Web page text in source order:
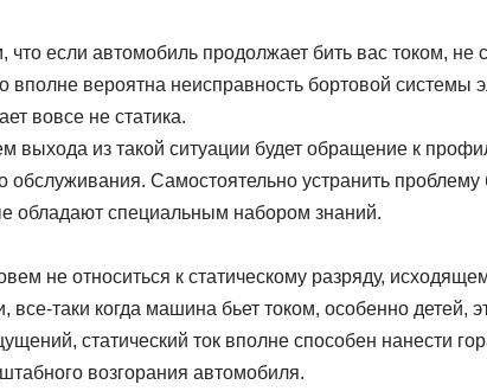
если автомобиль продолжает бить вас током, не
вполне вероятна неисправность бортовой системы
вовсе не статика.
выхода из такой ситуации будет обращение к
обслуживания. Самостоятельно устранить проблему
обладают специальным набором знаний.
не относиться к статическому разряду,
все-таки когда машина бьет током, особенно детей,
статический ток вполне способен нанести
возгорания автомобиля.